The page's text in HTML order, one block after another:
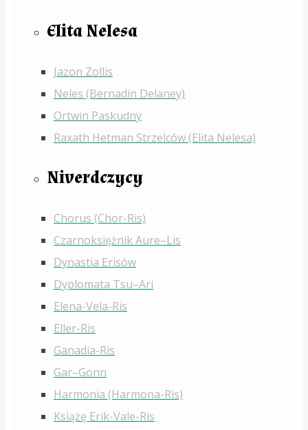
Elita Nelesa
Jazon Zollis
Neles (Bernadin Delaney)
Ortwin Paskudny
Raxath Hetman Strzelców (Elita Nelesa)
Niverdczycy
Chorus (Chor-Ris)
Czarnoksiężnik Aure–Lis
Dynastia Erisów
Dyplomata Tsu–Ari
Elena-Vela-Ris
Eller-Ris
Ganadia-Ris
Gar–Gonn
Harmonia (Harmona-Ris)
Książę Erik-Vale-Ris